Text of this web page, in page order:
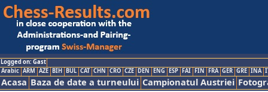
Logged on: Gast
Arabic ARM AZE BIH BUL CAT CHN CRO CZE DEN ENG ESP FAI FIN FRA GER GRE INA
Acasa Baza de date a turneului Campionatul Austriei